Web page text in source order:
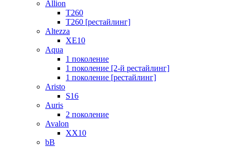
Allion
T260
T260 [рестайлинг]
Altezza
XE10
Aqua
1 поколение
1 поколение [2-й рестайлинг]
1 поколение [рестайлинг]
Aristo
S16
Auris
2 поколение
Avalon
XX10
bB